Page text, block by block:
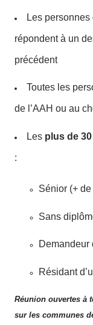
Les personnes
répondent à un
précédent
Toutes les
de l’AAH ou au
Lesplus de
:
Sénior (+
Sans
Résidant
Réunion ouvertes à
sur les communes